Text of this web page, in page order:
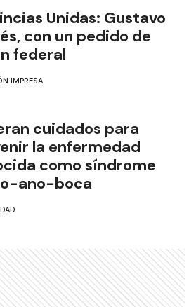
Unidas: Gustavo
con un pedido de
federal
IMPRESA
cuidados para
la enfermedad
como síndrome
ano-boca